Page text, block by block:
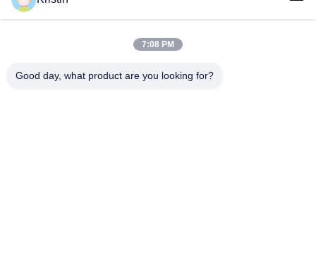
7:08 PM
Good day, what product are you looking for?